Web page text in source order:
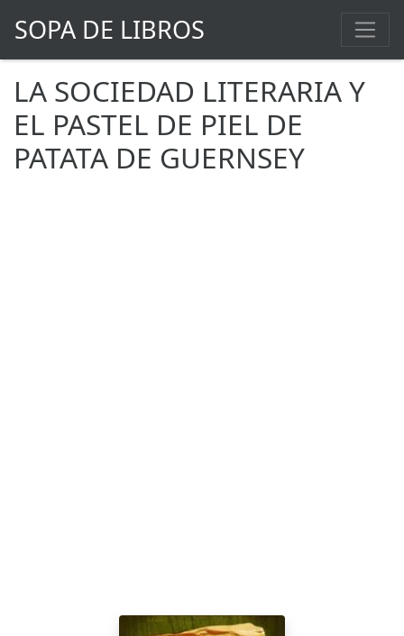
SOPA DE LIBROS
LA SOCIEDAD LITERARIA Y
EL PASTEL DE PIEL DE
PATATA DE GUERNSEY